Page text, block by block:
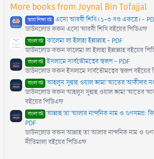
(
)
More books from Joynal Bin Tofajjal
ভাষা শিক্ষা বই এসো আরবী শিখি (১-৩ খণ্ড একত্রে) -
ডাউনলোড করুন এসো আরবী শিখি বইয়ের পিডিএফ
বাংলা বই কালেমা লা ইলাহা ইল্লাল্লাহ - PDF
ডাউনলোড করুন কালেমা লা ইলাহা ইল্লাল্লাহ বইয়ের
বাংলা বই ইসলামে সার্বভৌমত্বের স্বরূপ - PDF
ডাউনলোড করুন ইসলামে সার্বভৌমত্বের স্বরূপ বইয়ের
বাংলা বই আহলুস সুন্নাহ ওয়াল জামা'আতের আকীদার
ডাউনলোড করুন আহলুস সুন্নাহ ওয়াল জামা'আতের
বইয়ের পিডিএফ
বাংলা বই আল্লাহ তা'আলার নান্দনিক নাম ও গুণসমগ্র:
PDF
ডাউনলোড করুন আল্লাহ তা'আলার নান্দনিক নাম ও
নীতিমালা বইয়ের পিডিএফ